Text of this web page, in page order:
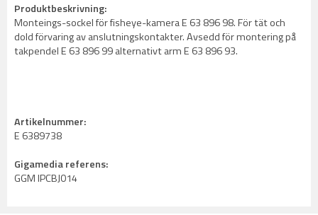
Produktbeskrivning:
Monteings-sockel för fisheye-kamera E 63 896 98. För tät och
dold förvaring av anslutningskontakter. Avsedd för montering på
takpendel E 63 896 99 alternativt arm E 63 896 93.
Artikelnummer:
E 6389738
Gigamedia referens:
GGM IPCBJ014